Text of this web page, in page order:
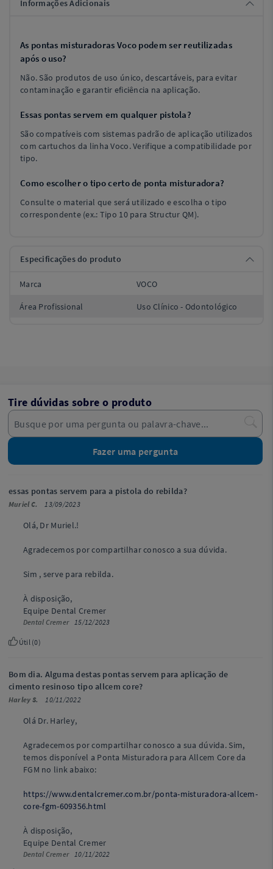
Informações Adicionais
As pontas misturadoras Voco podem ser reutilizadas
após o uso?
Não. São produtos de uso único, descartáveis, para evitar
contaminação e garantir eficiência na aplicação.
Essas pontas servem em qualquer pistola?
São compatíveis com sistemas padrão de aplicação utilizados
com cartuchos da linha Voco. Verifique a compatibilidade por
tipo.
Como escolher o tipo certo de ponta misturadora?
Consulte o material que será utilizado e escolha o tipo
correspondente (ex.: Tipo 10 para Structur QM).
Especificações do produto
Marca VOCO
Área Profissional Uso Clínico - Odontológico
Tire dúvidas sobre o produto
Fazer uma pergunta
essas pontas servem para a pistola do rebilda?
Muriel C. 13/09/2023
Olá, Dr Muriel.!
Agradecemos por compartilhar conosco a sua dúvida.
Sim , serve para rebilda.
À disposição,
Equipe Dental Cremer
Dental Cremer15/12/2023
Útil (0)
Bom dia. Alguma destas pontas servem para aplicação de
cimento resinoso tipo allcem core?
Harley S. 10/11/2022
Olá Dr. Harley,
Agradecemos por compartilhar conosco a sua dúvida. Sim,
temos disponível a Ponta Misturadora para Allcem Core da
FGM no link abaixo:
https://www.dentalcremer.com.br/ponta-misturadora-allcem-
core-fgm-609356.html
À disposição,
Equipe Dental Cremer
Dental Cremer10/11/2022